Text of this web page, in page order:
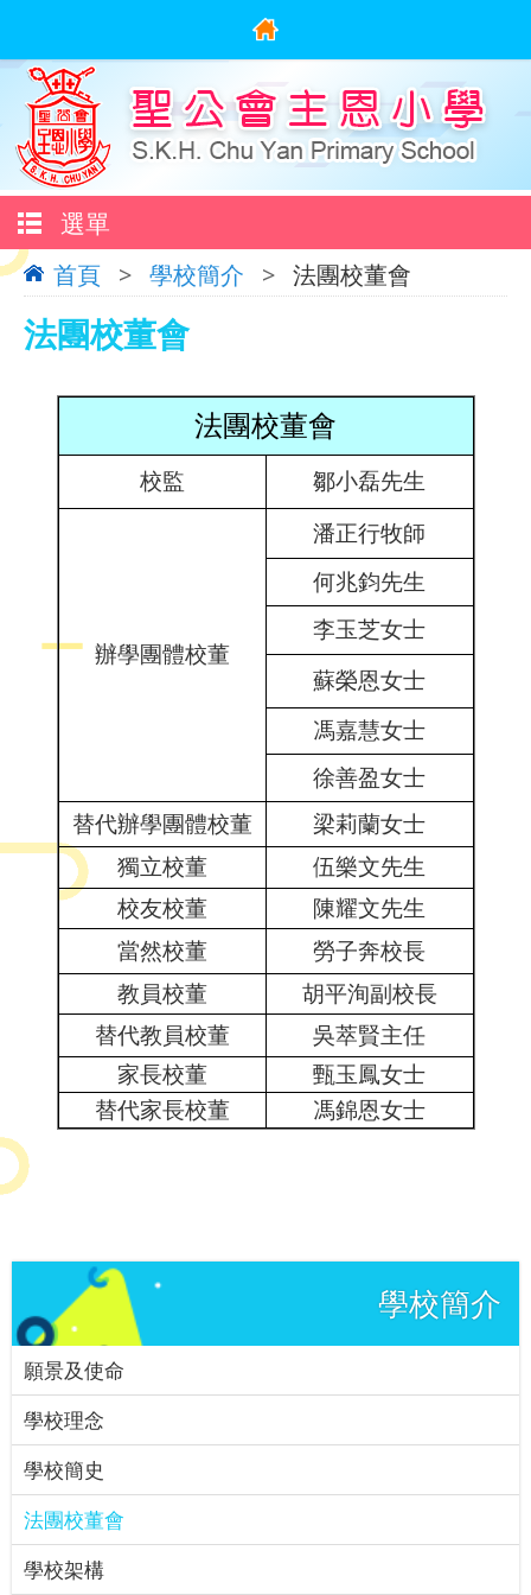
選單
首頁 > 學校簡介 > 法團校董會
法團校董會
法團校董會
校監 鄒小磊先生
辦學團體校董
潘正行牧師
何兆鈞先生
李玉芝女士
蘇榮恩女士
馮嘉慧女士
徐善盈女士
替代辦學團體校董
梁莉蘭女士
獨立校董
伍樂文先生
校友校董
陳耀文先生
當然校董
勞子奔校長
教員校董
胡平洵副校長
替代教員校董
吳萃賢主任
家長校董
甄玉鳳女士
替代家長校董
馮錦恩女士
學校簡介
願景及使命
學校理念
學校簡史
法團校董會
學校架構